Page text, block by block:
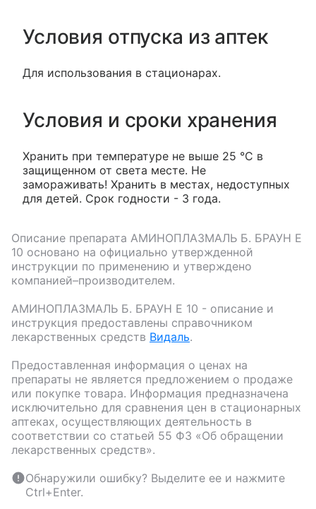
Условия отпуска из аптек
Для использования в стационарах.
Условия и сроки хранения
Хранить при температуре не выше 25 °С в
защищенном от света месте. Не
замораживать! Хранить в местах, недоступных
для детей. Срок годности - 3 года.
Описание препарата АМИНОПЛАЗМАЛЬ Б. БРАУН Е
10 основано на официально утвержденной
инструкции по применению и утверждено
компанией–производителем.
АМИНОПЛАЗМАЛЬ Б. БРАУН Е 10 - описание и
инструкция предоставлены справочником
лекарственных средств Видаль.
Предоставленная информация о ценах на
препараты не является предложением о продаже
или покупке товара. Информация предназначена
исключительно для сравнения цен в стационарных
аптеках, осуществляющих деятельность в
соответствии со статьей 55 ФЗ «Об обращении
лекарственных средств».
Обнаружили ошибку? Выделите ее и нажмите
Ctrl+Enter.